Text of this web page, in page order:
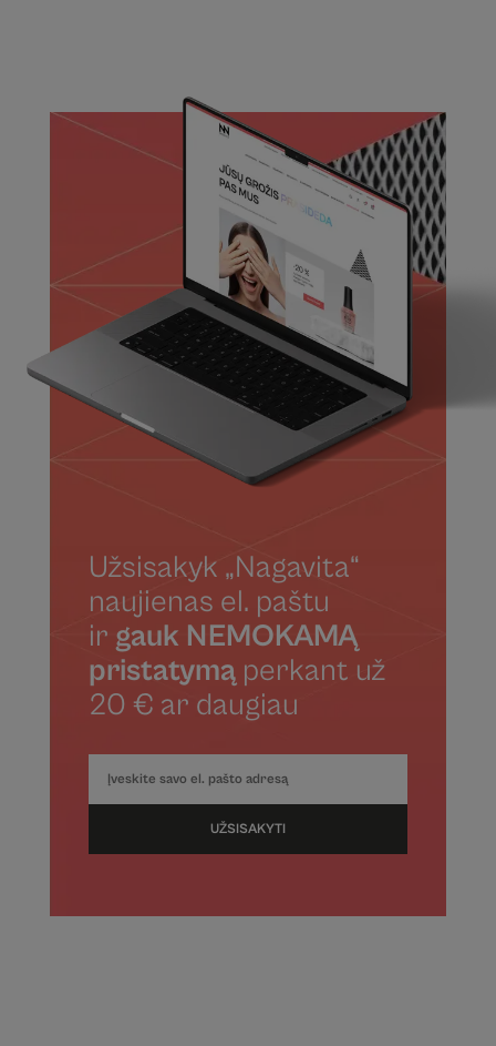
Užsisakyk „Nagavita“
naujienas el. paštu
ir gauk NEMOKAMĄ
pristatymąperkant už
20 € ar daugiau
UŽSISAKYTI